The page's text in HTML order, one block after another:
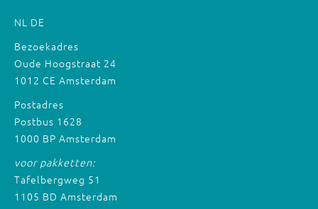
NL DE
Bezoekadres
Oude Hoogstraat 24
1012 CE Amsterdam
Postadres
Postbus 1628
1000 BP Amsterdam
voor pakketten:
Tafelbergweg 51
1105 BD Amsterdam